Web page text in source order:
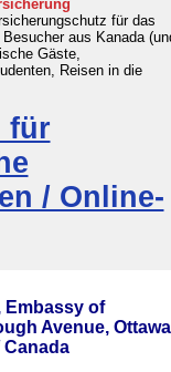
für das
aus Kanada
Gäste,
Reisen in die
für
/ Online-
Embassy of
Avenue,
Canada